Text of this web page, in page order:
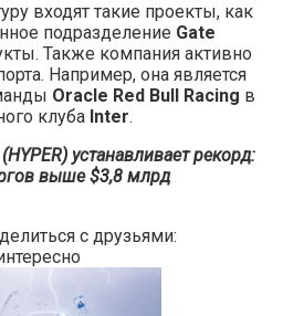
входят такие проекты, как
подразделение Gate
Также компания активно
Например, она является
Oracle Red Bull Racing в
клуба Inter.
устанавливает рекорд:
выше $3,8 млрд
с друзьями: